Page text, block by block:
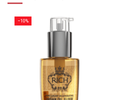
−10%